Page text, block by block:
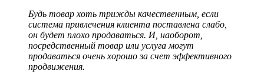
Будь товар хоть трижды качественным, если
система привлечения клиента поставлена слабо,
он будет плохо продаваться. И, наоборот,
посредственный товар или услуга могут
продаваться очень хорошо за счет эффективного
продвижения.